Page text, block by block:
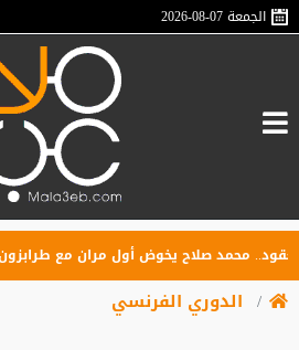
الجمعة2026-08-07
محمد صلاح يخوض أول مران مع طرابزون سبور
الدوري الفرنسي